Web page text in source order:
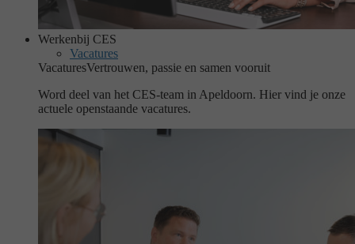
Werkenbij CES
Vacatures
VacaturesVertrouwen, passie en samen vooruit
Word deel van het CES-team in Apeldoorn. Hier vind je onze
actuele openstaande vacatures.